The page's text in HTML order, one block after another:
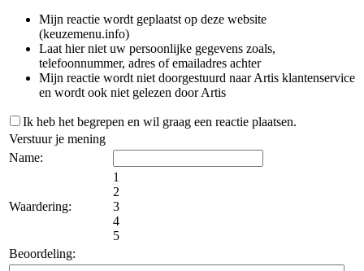
Mijn reactie wordt geplaatst op deze website
(keuzemenu.info)
Laat hier niet uw persoonlijke gegevens zoals,
telefoonnummer, adres of emailadres achter
Mijn reactie wordt niet doorgestuurd naar Artis klantenservice
en wordt ook niet gelezen door Artis
Ik heb het begrepen en wil graag een reactie plaatsen.
Verstuur je mening
Name:
Waardering:
1
2
3
4
5
Beoordeling: